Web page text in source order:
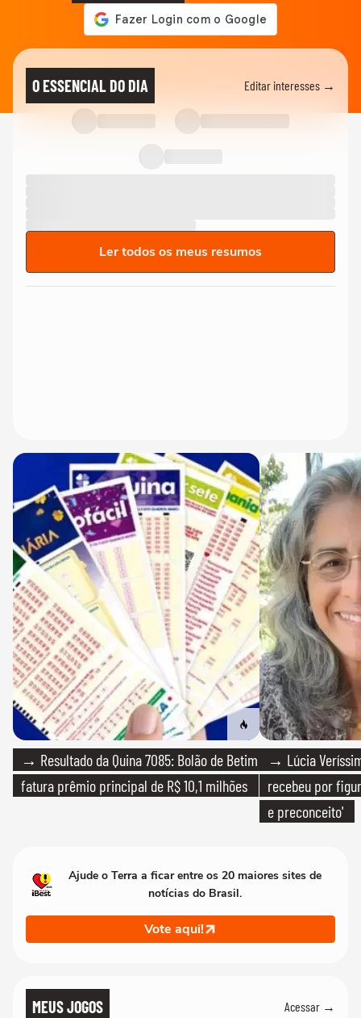
O ESSENCIAL DO DIA Editar interesses →
Ler todos os meus resumos
→ Resultado da Quina 7085: Bolão de Betim
fatura prêmio principal de R$ 10,1 milhões
→ Lúcia
recebeu por
e preconceito'
Ajude o Terra a ficar entre os 20 maiores sites de
notícias do Brasil.
Vote aqui!
MEUS JOGOS Acessar →